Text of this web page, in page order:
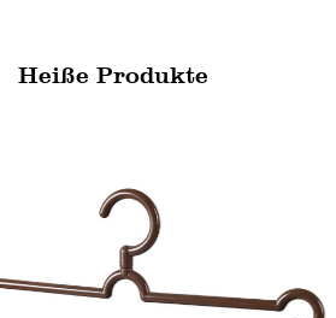
Heiße Produkte